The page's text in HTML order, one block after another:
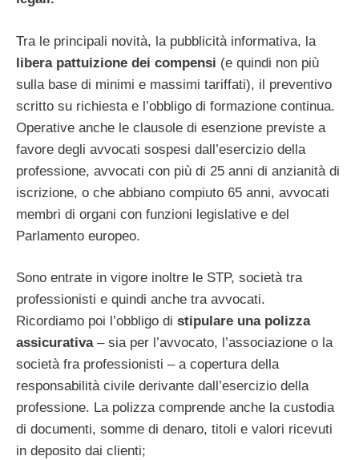
Tra le principali novità, la pubblicità informativa, la
libera pattuizione dei compensi (e quindi non più
sulla base di minimi e massimi tariffati), il preventivo
scritto su richiesta e l’obbligo di formazione continua.
Operative anche le clausole di esenzione previste a
favore degli avvocati sospesi dall’esercizio della
professione, avvocati con più di 25 anni di anzianità di
iscrizione, o che abbiano compiuto 65 anni, avvocati
membri di organi con funzioni legislative e del
Parlamento europeo.
Sono entrate in vigore inoltre le STP, società tra
professionisti e quindi anche tra avvocati.
Ricordiamo poi l’obbligo di stipulare una polizza
assicurativa– sia per l’avvocato, l’associazione o la
società fra professionisti – a copertura della
responsabilità civile derivante dall’esercizio della
professione. La polizza comprende anche la custodia
di documenti, somme di denaro, titoli e valori ricevuti
in deposito dai clienti;